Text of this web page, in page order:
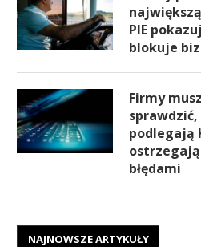
PIE
blokuje
Firmy
sprawdzić,
podlegają
błędami
NAJNOWSZE ARTYKUŁY